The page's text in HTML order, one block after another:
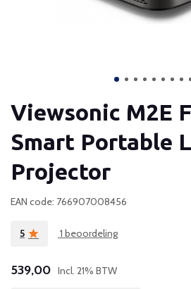
Viewsonic M2E
Smart Portable
Projector
EAN code: 766907008456
5 1 beoordeling
539,00 Incl. 21% BTW